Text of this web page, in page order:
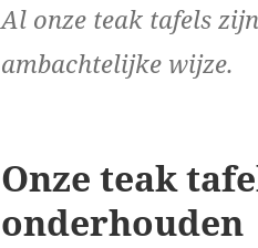
Al onze teak tafels
ambachtelijke wijze.
Onze teak
onderhouden